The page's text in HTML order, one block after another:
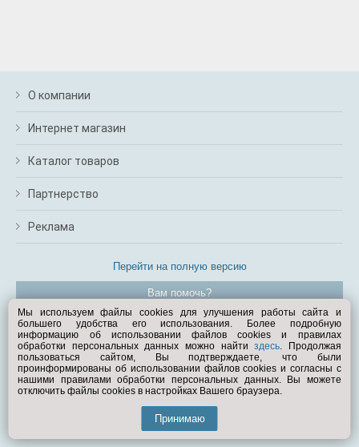
О компании
Интернет магазин
Каталог товаров
Партнерство
Реклама
Перейти на полную версию
Вам помочь?
© Exist.ru 1998—2026
Мы используем файлы cookies для улучшения работы сайта и
большего удобства его использования. Более подробную
информацию об использовании файлов cookies и правилах
обработки персональных данных можно найтиздесь. Продолжая
пользоваться сайтом, Вы подтверждаете, что были
проинформированы об использовании файлов cookies и согласны с
нашими правилами обработки персональных данных. Вы можете
отключить файлы cookies в настройках Вашего браузера.
Принимаю